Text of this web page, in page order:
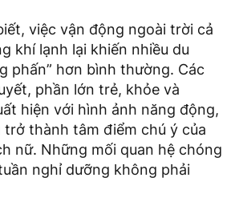
việc vận động ngoài trời cả
khí lạnh lại khiến nhiều du
phấn” hơn bình thường. Các
phần lớn trẻ, khỏe và
hiện với hình ảnh năng động,
thành tâm điểm chú ý của
nữ. Những mối quan hệ chóng
nghỉ dưỡng không phải